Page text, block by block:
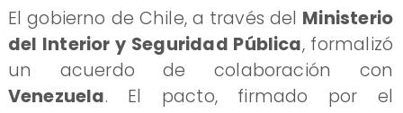
E​l gobierno de Chile, a través del Ministerio
del Interior y Seguridad Pública, formalizó
un acuerdo de colaboración con
Venezuela. El pacto, firmado por el